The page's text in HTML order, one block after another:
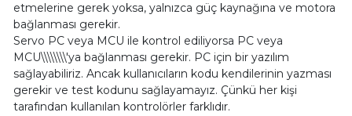
etmelerine gerek yoksa, yalnızca güç kaynağına ve motora
bağlanması gerekir.
Servo PC veya MCU ile kontrol ediliyorsa PC veya
MCU\\\\\\\\'ya bağlanması gerekir. PC için bir yazılım
sağlayabiliriz. Ancak kullanıcıların kodu kendilerinin yazması
gerekir ve test kodunu sağlayamayız. Çünkü her kişi
tarafından kullanılan kontrolörler farklıdır.